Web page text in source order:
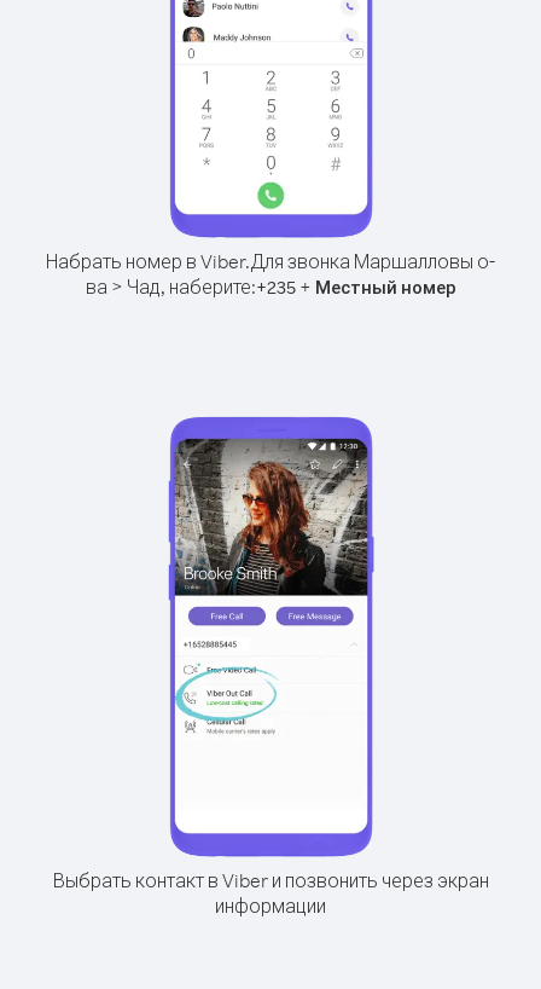
Набрать номер в Viber.Для звонка Маршалловы о-
ва > Чад, наберите:+235+ Местный номер
Выбрать контакт в Viber и позвонить через экран
информации